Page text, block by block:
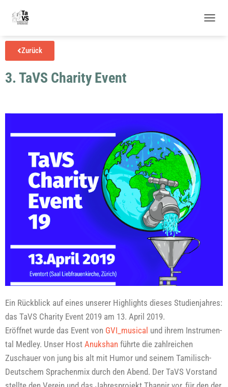
N
Zurück
3. TaVS Charity Event
Ein Rück­blick auf eines unse­rer High­lights die­ses Stu­di­en­jah­res:
das TaVS Cha­ri­ty Event 2019 am 13. April 2019.
Eröff­net wur­de das Event von GVI_musical und ihrem Instru­men­
tal Med­ley. Unser Host Anuks­han führ­te die zahl­rei­chen
Zuschau­er von jung bis alt mit Humor und sei­nem Tami­lisch-
Deut­schem Spra­chen­mix durch den Abend. Der TaVS Vor­stand